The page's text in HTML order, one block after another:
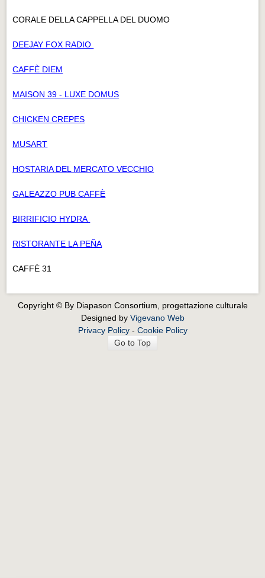
CORALE DELLA CAPPELLA DEL DUOMO
DEEJAY FOX RADIO
CAFFÈ DIEM
MAISON 39 - LUXE DOMUS
CHICKEN CREPES
MUSART
HOSTARIA DEL MERCATO VECCHIO
GALEAZZO PUB CAFFÈ
BIRRIFICIO HYDRA
RISTORANTE LA PEÑA
CAFFÈ 31
Copyright © By Diapason Consortium, progettazione culturale
Designed by Vigevano Web
Privacy Policy- Cookie Policy
Go to Top